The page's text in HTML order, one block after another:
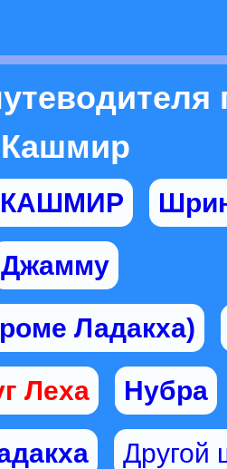
Джамму
Ладакха)
Леха Нубра
Другой